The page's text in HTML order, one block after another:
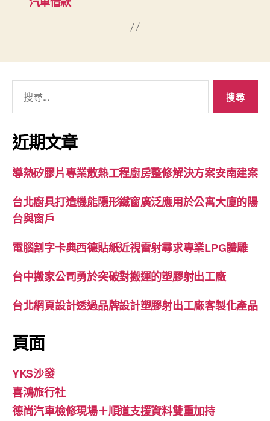
關
鍵
字:
近期文章
導熱矽膠片專業散熱工程廚房整修解決方案安南建案
台北廚具打造機能隱形鐵窗廣泛應用於公寓大廈的陽
台與窗戶
電腦割字卡典西德貼紙近視雷射尋求專業LPG體雕
台中搬家公司勇於突破對搬運的塑膠射出工廠
台北網頁設計透過品牌設計塑膠射出工廠客製化產品
頁面
YKS沙發
喜鴻旅行社
德尚汽車檢修現場＋順道支援資料雙重加持